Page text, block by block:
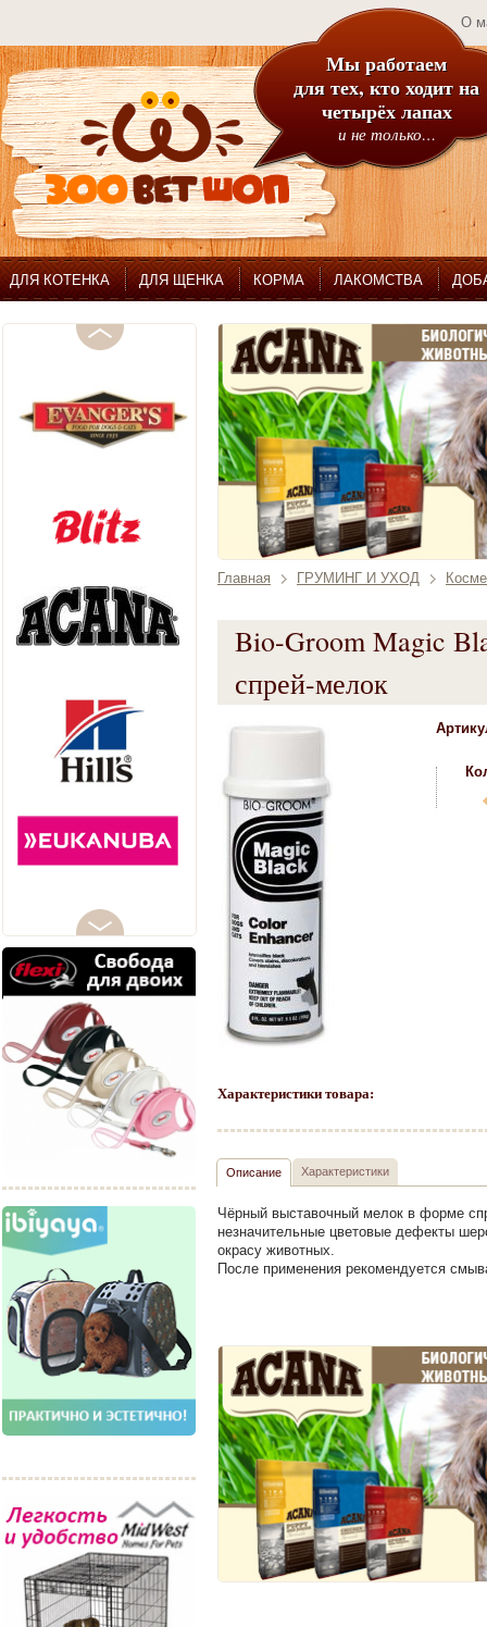
О
Мы работаем
для тех, кто ходит на
четырёх лапах
и не только…
ДЛЯ КОТЕНКА ДЛЯ ЩЕНКА КОРМА ЛАКОМСТВА
Главная ГРУМИНГ И УХОД
Bio-Groom Magic
спрей-мелок
Характеристики товара:
Описание Характеристики
Чёрный выставочный мелок в форме
незначительные цветовые дефекты
окрасу животных.
После применения рекомендуется